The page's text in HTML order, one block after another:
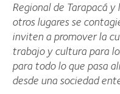
Regional de Tarapacá y
otros lugares se
inviten a promover la
trabajo y cultura para
para todo lo que pasa
desde una sociedad